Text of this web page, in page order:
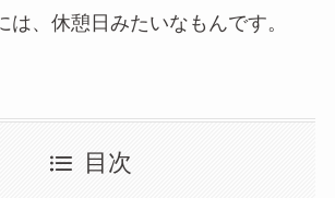
は、休憩日みたいなもんです。
目次